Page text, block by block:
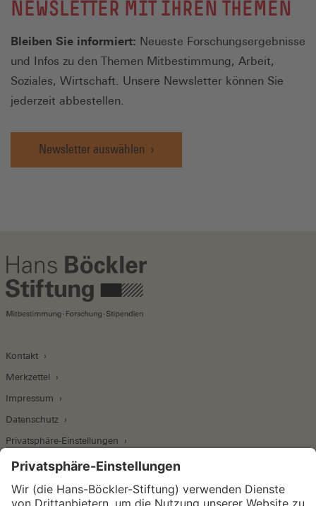
NEWSLETTER MIT IHREN THEMEN
Bleiben Sie informiert: Neueste Forschungsergebnisse
und Infos zu den Themen Mitbestimmung, Arbeit,
Soziales, Wirtschaft. Unsere Newsletter können Sie
jederzeit abbestellen.
Newsletter auswählen
Kontakt
Merkzettel
Impressum
Datenschutz
Privatsphäre-Einstellungen
Wirtschafts- und Sozialwissenschaftliches Institut